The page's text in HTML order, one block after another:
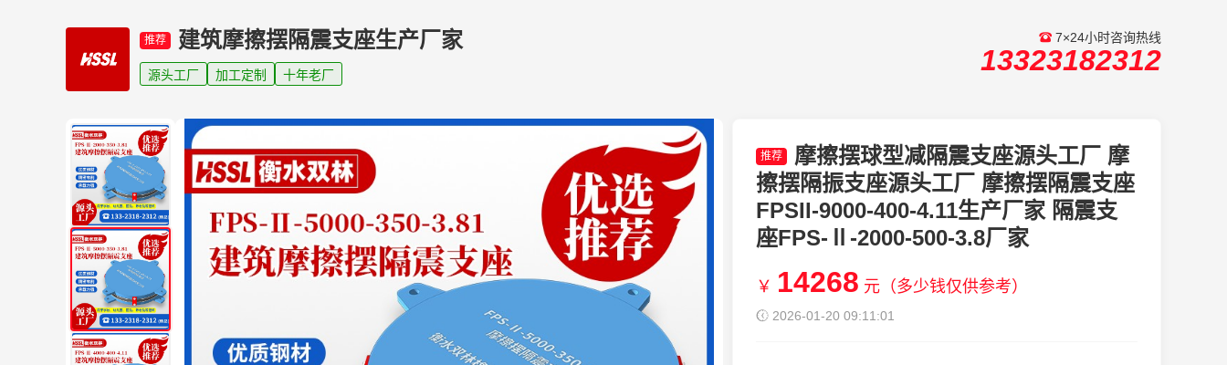
推荐 建筑摩擦摆隔震支座生产厂家
源头工厂 加工定制 十年老厂
7×24小时咨询热线
13323182312
推荐
摩擦摆球型减隔震支座源头工厂 摩
擦摆隔振支座源头工厂 摩擦摆隔震支座
FPSII-9000-400-4.11生产厂家 隔震支
座FPS-Ⅱ-2000-500-3.8厂家
￥ 14268 元（多少钱仅供参考）
2026-01-20 09:11:01